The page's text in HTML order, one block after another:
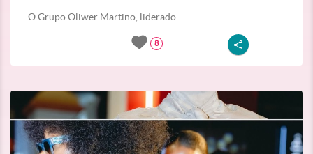
O Grupo Oliwer Martino, liderado...
8